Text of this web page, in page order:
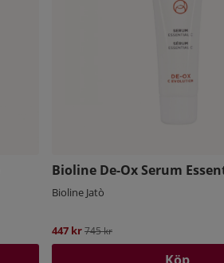
Bioline De-Ox Serum
Bioline Jatò
447 krOrdinarie pris:
745 kr